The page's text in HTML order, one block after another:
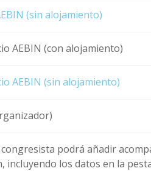
(sin alojamiento)
AEBIN (con alojamiento)
AEBIN (sin alojamiento)
podrá añadir
incluyendo los datos en la